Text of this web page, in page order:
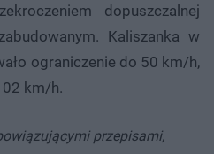
dopuszczalnej
Kaliszanka w
ograniczenie do 50 km/h,
km/h.
przepisami,